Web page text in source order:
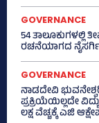
GOVERNANCE
54 ತಾಲೂಕುಗಳಲ್ಲಿ
ರಚನೆಯಾಗದ
GOVERNANCE
ನಾಡದೇವಿ
ಪ್ರಕ್ರಿಯೆಯಿಲ್ಲದೇ
ಲಕ್ಷ ವೆಚ್ಚಕ್ಕೆ ಎಜಿ